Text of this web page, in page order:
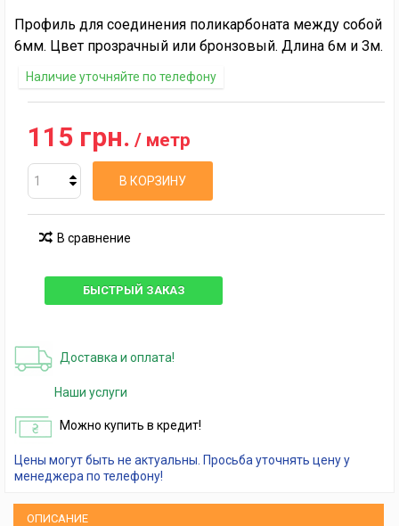
Профиль для соединения поликарбоната между собой
6мм. Цвет прозрачный или бронзовый. Длина 6м и 3м.
Наличие уточняйте по телефону
115 грн. / метр
В КОРЗИНУ
В сравнение
БЫСТРЫЙ ЗАКАЗ
Доставка и оплата!
Наши услуги
Можно купить в кредит!
Цены могут быть не актуальны. Просьба уточнять цену у
менеджера по телефону!
ОПИСАНИЕ